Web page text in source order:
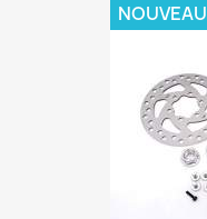
NOUVEAU